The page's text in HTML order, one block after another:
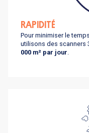
RAPIDITÉ
Pour minimiser le
utilisons des scanners
000 m² par jour